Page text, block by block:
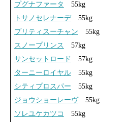
プグナファータ
55kg
トサノセレナーデ55kg
プリティスーチャン 55kg
スノープリンス
57kg
サンセットロード
57kg
ターニーロイヤル55kg
シティプロスパー 55kg
ジョウショーレーヴ55kg
ソレユケカツコ
55kg